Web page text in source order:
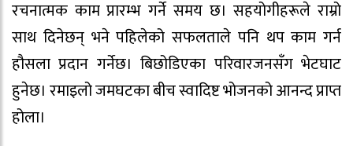
रचनात्मक काम प्रारम्भ गर्ने समय छ। सहयोगीहरूले राम्रो
साथ दिनेछन् भने पहिलेको सफलताले पनि थप काम गर्न
हौसला प्रदान गर्नेछ। बिछोडिएका परिवारजनसँग भेटघाट
हुनेछ। रमाइलो जमघटका बीच स्वादिष्ट भोजनको आनन्द प्राप्त
होला।